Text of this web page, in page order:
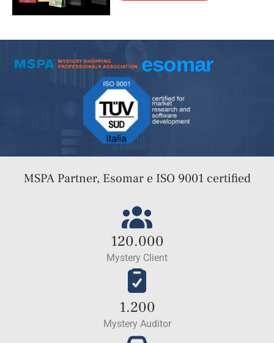
MSPA Partner, Esomar e ISO 9001 certified
120.000
Mystery Client
1.200
Mystery Auditor